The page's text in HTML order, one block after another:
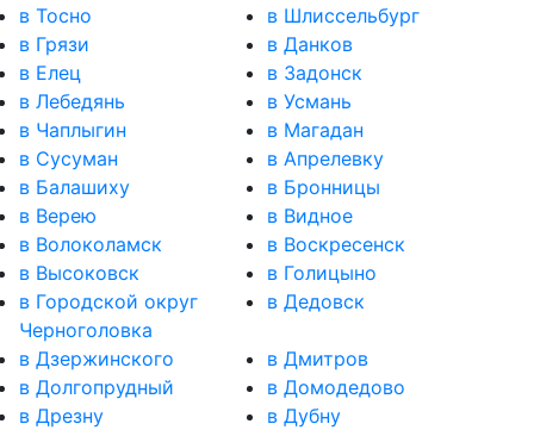
в Тосно
в Шлиссельбург
в Грязи
в Данков
в Елец
в Задонск
в Лебедянь
в Усмань
в Чаплыгин
в Магадан
в Сусуман
в Апрелевку
в Балашиху
в Бронницы
в Верею
в Видное
в Волоколамск
в Воскресенск
в Высоковск
в Голицыно
в Городской округ
Черноголовка
в Дедовск
в Дзержинского
в Дмитров
в Долгопрудный
в Домодедово
в Дрезну
в Дубну